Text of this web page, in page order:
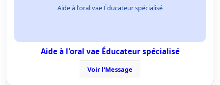
Aide à l'oral vae Éducateur spécialisé
Aide à l'oral vae Éducateur spécialisé
Voir l'Message